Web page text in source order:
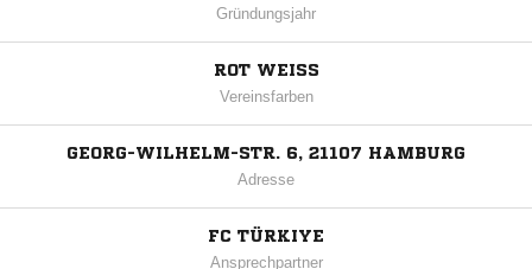
Gründungsjahr
ROT WEISS
Vereinsfarben
GEORG-WILHELM-STR. 6, 21107 HAMBURG
Adresse
FC TÜRKIYE
Ansprechpartner